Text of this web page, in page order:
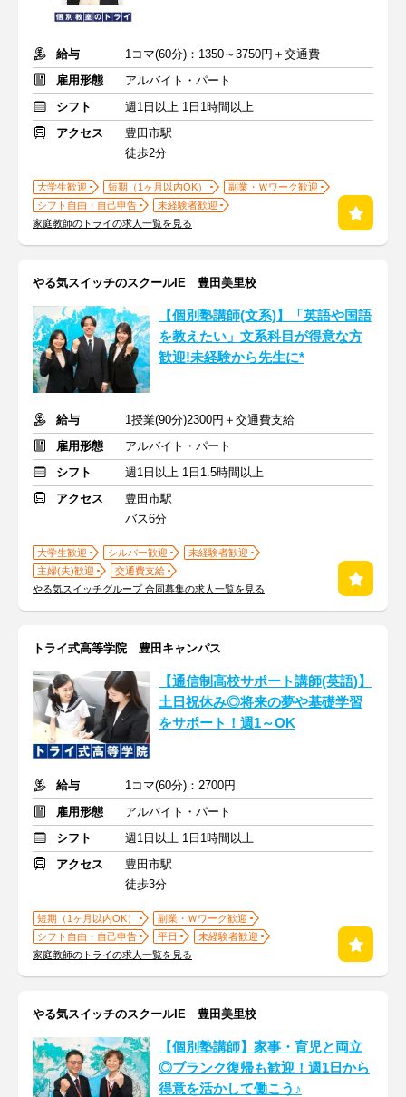
給与
1コマ(60分)：1350～3750円＋交通費
雇用形態
アルバイト・パート
シフト
週1日以上 1日1時間以上
アクセス
豊田市駅
徒歩2分
大学生歓迎 短期（1ヶ月以内OK）
副業・Ｗワーク歓迎
シフト自由・自己申告
未経験者歓迎
家庭教師のトライの求人一覧を見る
やる気スイッチのスクールIE 豊田美里校
【個別塾講師(文系)】「英語や国語
を教えたい」文系科目が得意な方
歓迎!未経験から先生に*
給与
1授業(90分)2300円＋交通費支給
雇用形態
アルバイト・パート
シフト
週1日以上 1日1.5時間以上
アクセス
豊田市駅
バス6分
大学生歓迎 シルバー歓迎
未経験者歓迎
主婦(夫)歓迎
交通費支給
やる気スイッチグループ 合同募集の求人一覧を見る
トライ式高等学院 豊田キャンパス
【通信制高校サポート講師(英語)】
土日祝休み◎将来の夢や基礎学習
をサポート！週1～OK
給与
1コマ(60分)：2700円
雇用形態
アルバイト・パート
シフト
週1日以上 1日1時間以上
アクセス
豊田市駅
徒歩3分
短期（1ヶ月以内OK）
副業・Ｗワーク歓迎
シフト自由・自己申告
平日
未経験者歓迎
家庭教師のトライの求人一覧を見る
やる気スイッチのスクールIE 豊田美里校
【個別塾講師】家事・育児と両立
◎ブランク復帰も歓迎！週1日から
得意を活かして働こう♪